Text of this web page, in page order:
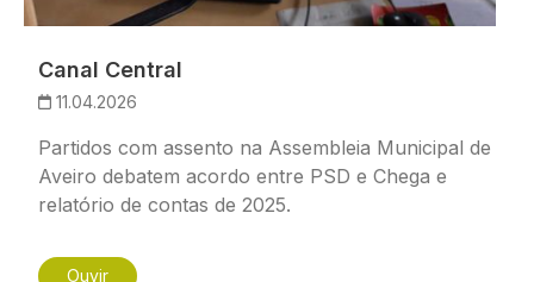
Canal Central
11.04.2026
Partidos com assento na Assembleia Municipal de
Aveiro debatem acordo entre PSD e Chega e
relatório de contas de 2025.
Ouvir